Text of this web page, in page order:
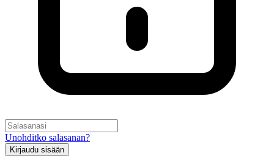
Unohditko salasanan?
Kirjaudu sisään